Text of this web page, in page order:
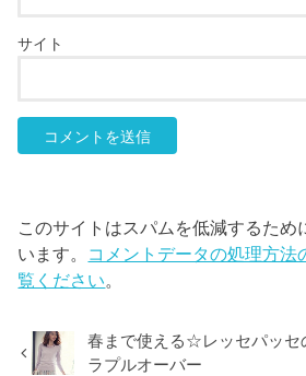
サイト
このサイトはスパムを低減するため
います。 コメントデータの処理方法
覧ください。
春まで使える☆レッセパッセ
ラプルオーバー